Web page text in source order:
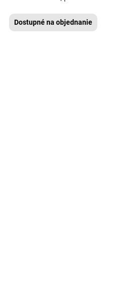
Dostupné na objednanie